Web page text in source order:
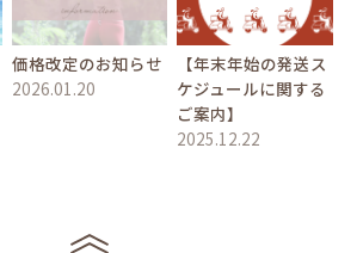
価格改定のお知らせ
2026.01.20
【年末年始の発送ス
ケジュールに関する
ご案内】
2025.12.22